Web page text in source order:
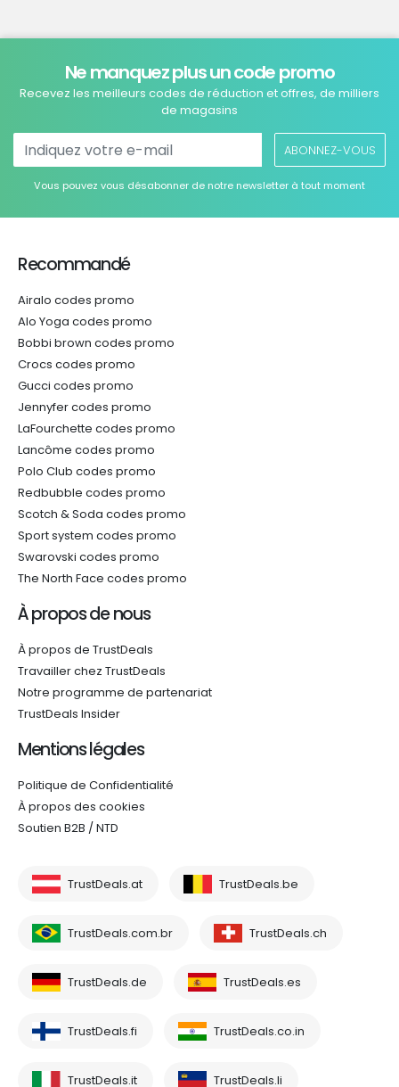
Ne manquez plus un code promo
Recevez les meilleurs codes de réduction et offres, de milliers
de magasins
ABONNEZ-VOUS
Vous pouvez vous désabonner de notre newsletter à tout moment
Recommandé
Airalo codes promo
Alo Yoga codes promo
Bobbi brown codes promo
Crocs codes promo
Gucci codes promo
Jennyfer codes promo
LaFourchette codes promo
Lancôme codes promo
Polo Club codes promo
Redbubble codes promo
Scotch & Soda codes promo
Sport system codes promo
Swarovski codes promo
The North Face codes promo
À propos de nous
À propos de TrustDeals
Travailler chez TrustDeals
Notre programme de partenariat
TrustDeals Insider
Mentions légales
Politique de Confidentialité
À propos des cookies
Soutien B2B / NTD
TrustDeals.at TrustDeals.be
TrustDeals.com.br TrustDeals.ch
TrustDeals.de TrustDeals.es
TrustDeals.fi TrustDeals.co.in
TrustDeals.it TrustDeals.li